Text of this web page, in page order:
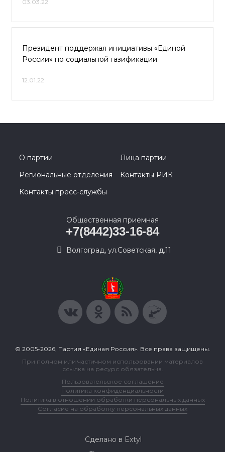
03.03.22
Президент поддержал инициативы «Единой
России» по социальной газификации
12.01.22
О партии
Лица партии
Региональные отделения
Контакты РИК
Контакты пресс-службы
Общественная приемная
+7(8442)33-16-84
Волгоград, ул.Советская, д.11
© 2005-2026, Партия «Единая Россия». Все права защищены.
При полном или частичном использовании материалов
ссылка на ресурс обязательна.
Пользовательское соглашение
Политика конфиденциальности
Политика в отношении обработки персональных данных
Согласие на обработку персональных данных
Сделано в Extyl